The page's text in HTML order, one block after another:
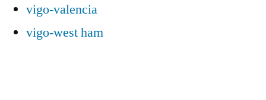
vigo-valencia
vigo-west ham